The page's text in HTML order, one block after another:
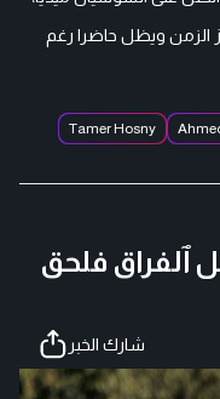
الزمن ويظل حاضرا رغم
Tamer Hosny
ٱلفراق فلحق
شارك الخبر